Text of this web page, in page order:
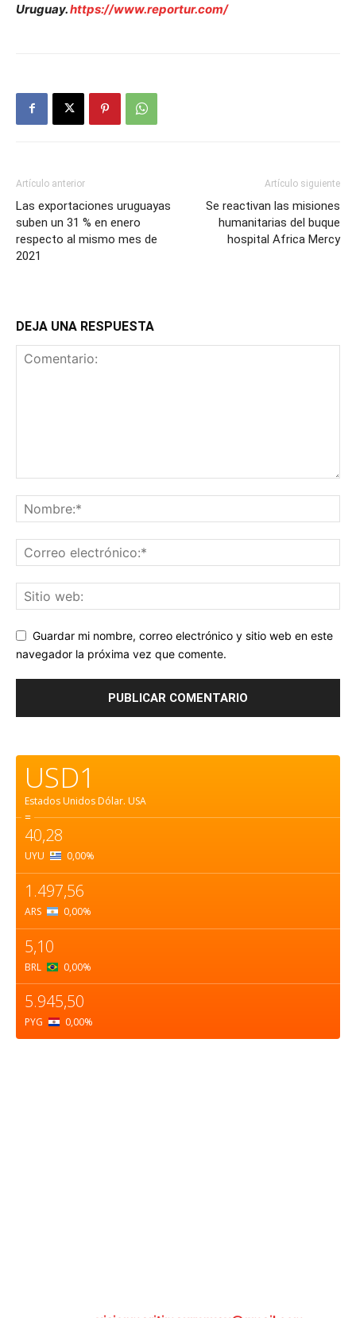
Uruguay.https://www.reportur.com/
Artículo anterior
Las exportaciones uruguayas
suben un 31 % en enero
respecto al mismo mes de
2021
Artículo siguiente
Se reactivan las misiones
humanitarias del buque
hospital Africa Mercy
DEJA UNA RESPUESTA
Guardar mi nombre, correo electrónico y sitio web en este
navegador la próxima vez que comente.
USD1
Estados Unidos Dólar. USA
=
40,28
UYU 0,00%
1.497,56
ARS 0,00%
5,10
BRL 0,00%
5.945,50
PYG 0,00%